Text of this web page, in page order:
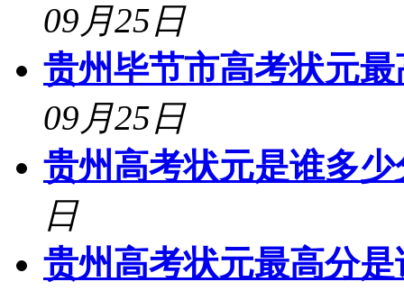
09月25日
贵州毕节市高考状元
09月25日
贵州高考状元是谁多
日
贵州高考状元最高分是